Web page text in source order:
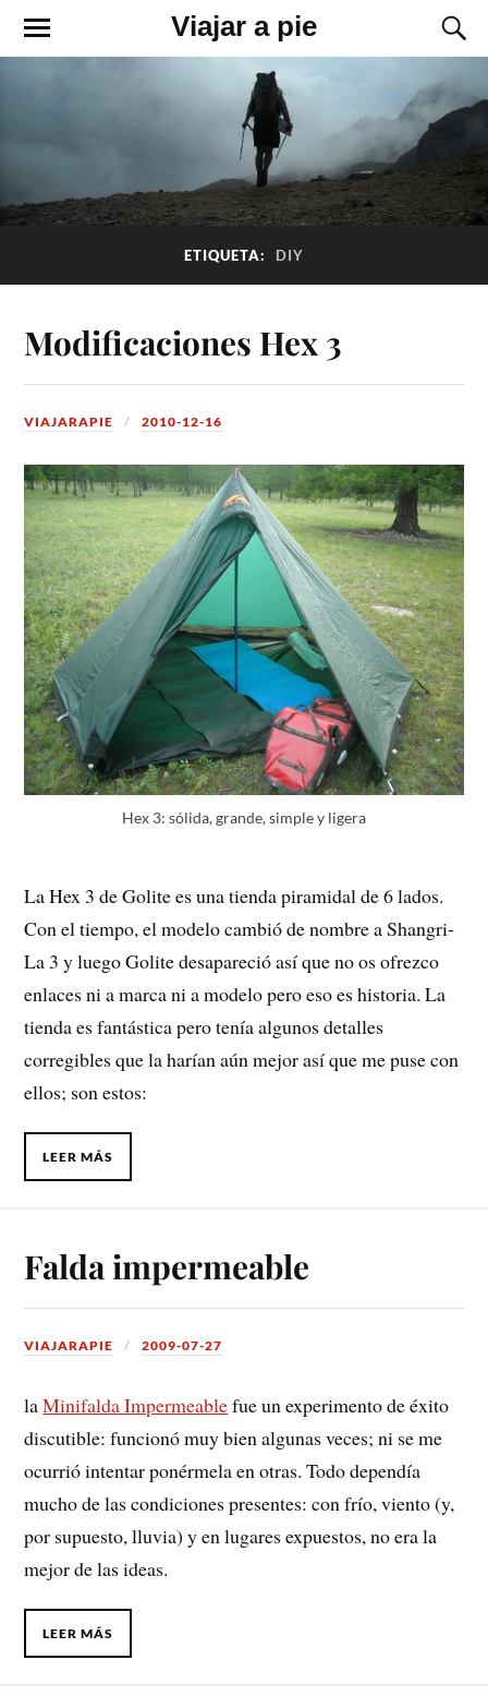
Viajar a pie
ETIQUETA: DIY
Modificaciones Hex 3
VIAJARAPIE 2010-12-16
Hex 3: sólida, grande, simple y ligera
La Hex 3 de Golite es una tienda piramidal de 6 lados.
Con el tiempo, el modelo cambió de nombre a Shangri-
La 3 y luego Golite desapareció así que no os ofrezco
enlaces ni a marca ni a modelo pero eso es historia. La
tienda es fantástica pero tenía algunos detalles
corregibles que la harían aún mejor así que me puse con
ellos; son estos:
LEER MÁS
Falda impermeable
VIAJARAPIE 2009-07-27
laMinifalda Impermeablefue un experimento de éxito
discutible: funcionó muy bien algunas veces; ni se me
ocurrió intentar ponérmela en otras. Todo dependía
mucho de las condiciones presentes: con frío, viento (y,
por supuesto, lluvia) y en lugares expuestos, no era la
mejor de las ideas.
LEER MÁS